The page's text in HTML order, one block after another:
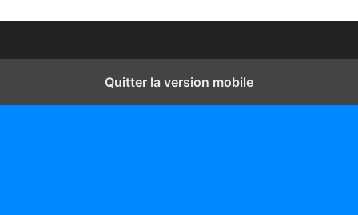
Quitter la version mobile